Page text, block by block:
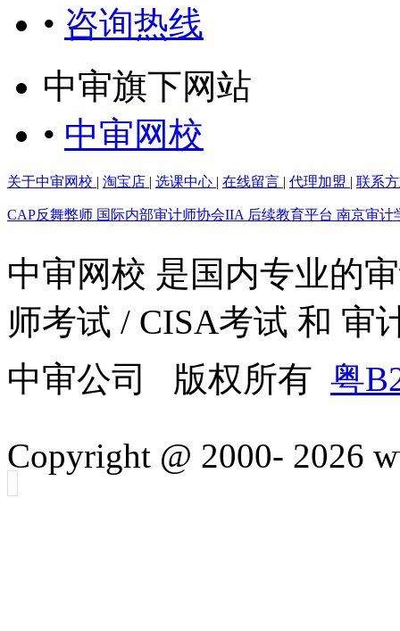
• 咨询热线
中审旗下网站
• 中审网校
关于中审网校 | 淘宝店 | 选课中心 | 在线留言 | 代理加盟 | 联系
CAP反舞弊师 国际内部审计师协会IIA 后续教育平台 南京审计
中审网校 是国内专业的
师考试 / CISA考试 和 审
中审公司 版权所有 粤
Copyright @ 2000- 2026